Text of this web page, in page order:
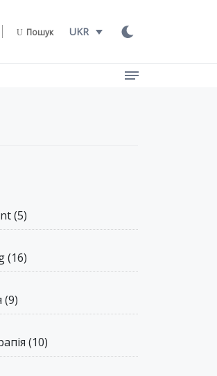
Пошук UKR
(5)
(16)
(9)
(10)